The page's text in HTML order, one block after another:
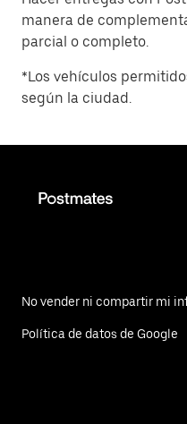
manera de
parcial o completo.
*Los vehículos
según la ciudad.
No vender ni compartir mi
Política de datos de Google